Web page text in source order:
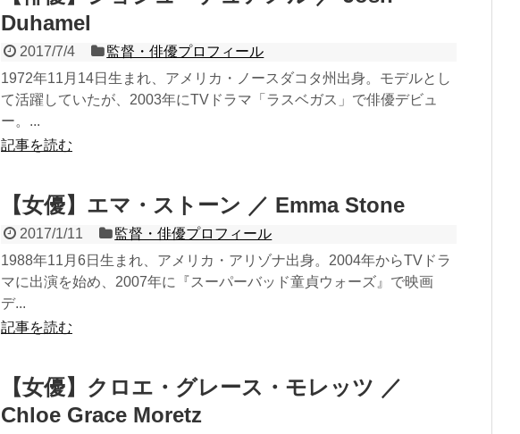
Duhamel
2017/7/4
監督・俳優プロフィール
1972年11月14日生まれ、アメリカ・ノースダコタ州出身。モデルとし
て活躍していたが、2003年にTVドラマ「ラスベガス」で俳優デビュ
ー。...
記事を読む
【女優】エマ・ストーン ／ Emma Stone
2017/1/11
監督・俳優プロフィール
1988年11月6日生まれ、アメリカ・アリゾナ出身。2004年からTVドラ
マに出演を始め、2007年に『スーパーバッド童貞ウォーズ』で映画
デ...
記事を読む
【女優】クロエ・グレース・モレッツ ／
Chloe Grace Moretz